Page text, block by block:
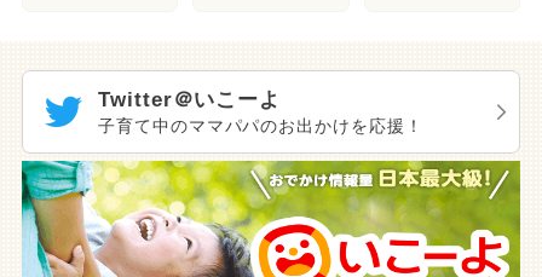
Twitter＠いこーよ
子育て中のママパパのお出かけを応援！